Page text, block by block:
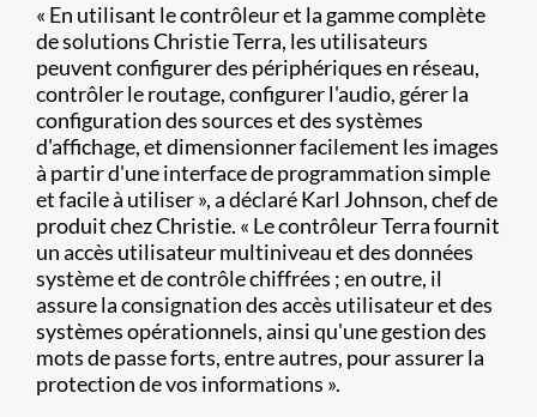
« En utilisant le contrôleur et la gamme complète
de solutions Christie Terra, les utilisateurs
peuvent configurer des périphériques en réseau,
contrôler le routage, configurer l'audio, gérer la
configuration des sources et des systèmes
d'affichage, et dimensionner facilement les images
à partir d'une interface de programmation simple
et facile à utiliser », a déclaré Karl Johnson, chef de
produit chez Christie. « Le contrôleur Terra fournit
un accès utilisateur multiniveau et des données
système et de contrôle chiffrées ; en outre, il
assure la consignation des accès utilisateur et des
systèmes opérationnels, ainsi qu'une gestion des
mots de passe forts, entre autres, pour assurer la
protection de vos informations ».